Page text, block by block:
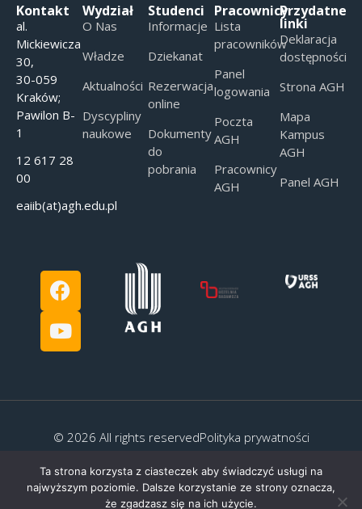
Kontakt
al.
Mickiewicza
30,
30-059
Kraków;
Pawilon B-
1
12 617 28
00
eaiib(at)agh.edu.pl
Wydział
O Nas
Władze
Aktualności
Dyscypliny
naukowe
Studenci
Informacje
Dziekanat
Rezerwacja
online
Dokumenty
do
pobrania
Pracownicy
Lista
pracowników
Panel
logowania
Poczta
AGH
Pracownicy
AGH
Przydatne
linki
Deklaracja
dostępności
Strona AGH
Mapa
Kampus
AGH
Panel AGH
© 2026 All rights reservedPolityka prywatności
Ta strona korzysta z ciasteczek aby świadczyć usługi na
najwyższym poziomie. Dalsze korzystanie ze strony oznacza,
że zgadzasz się na ich użycie.